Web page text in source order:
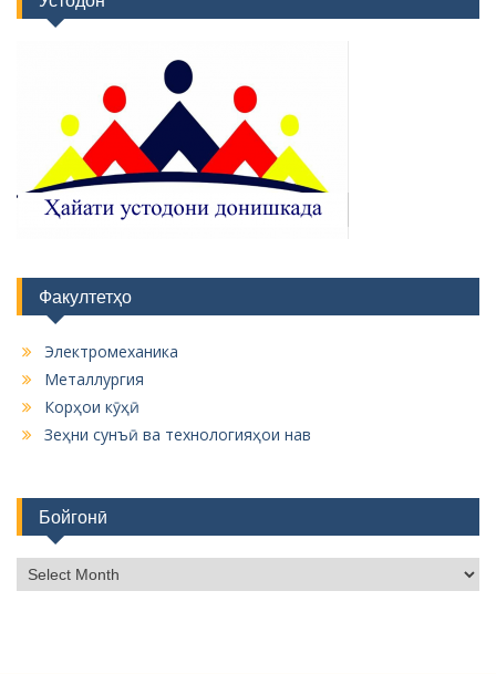
Факултетҳо
Электромеханика
Металлургия
Корҳои кӯҳӣ
Зеҳни сунъӣ ва технологияҳои нав
Бойгонӣ
о